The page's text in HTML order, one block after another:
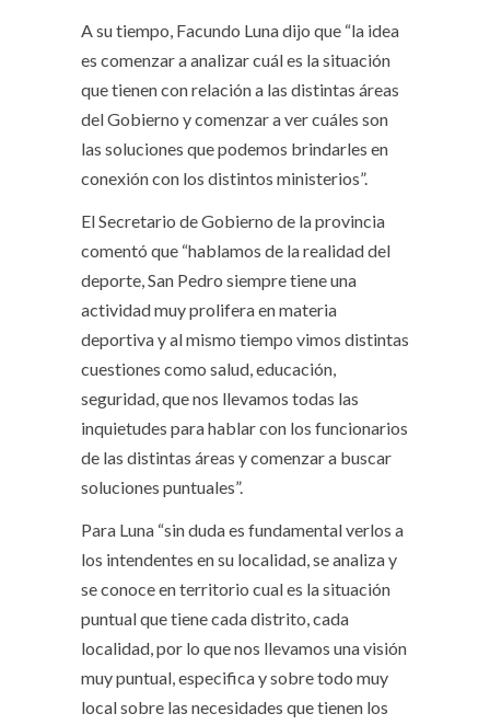
A su tiempo, Facundo Luna dijo que “la idea
es comenzar a analizar cuál es la situación
que tienen con relación a las distintas áreas
del Gobierno y comenzar a ver cuáles son
las soluciones que podemos brindarles en
conexión con los distintos ministerios”.
El Secretario de Gobierno de la provincia
comentó que “hablamos de la realidad del
deporte, San Pedro siempre tiene una
actividad muy prolifera en materia
deportiva y al mismo tiempo vimos distintas
cuestiones como salud, educación,
seguridad, que nos llevamos todas las
inquietudes para hablar con los funcionarios
de las distintas áreas y comenzar a buscar
soluciones puntuales”.
Para Luna “sin duda es fundamental verlos a
los intendentes en su localidad, se analiza y
se conoce en territorio cual es la situación
puntual que tiene cada distrito, cada
localidad, por lo que nos llevamos una visión
muy puntual, especifica y sobre todo muy
local sobre las necesidades que tienen los